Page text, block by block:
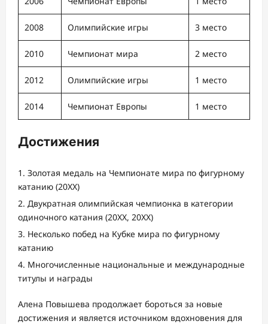
2008 Олимпийские игры 3 место
2010 Чемпионат мира 2 место
2012 Олимпийские игры 1 место
2014 Чемпионат Европы 1 место
Достижения
Золотая медаль на Чемпионате мира по фигурному
катанию (20XX)
Двукратная олимпийская чемпионка в категории
одиночного катания (20XX, 20XX)
Несколько побед на Кубке мира по фигурному
катанию
Многочисленные национальные и международные
титулы и награды
Алена Повышева продолжает бороться за новые
достижения и является источником вдохновения для